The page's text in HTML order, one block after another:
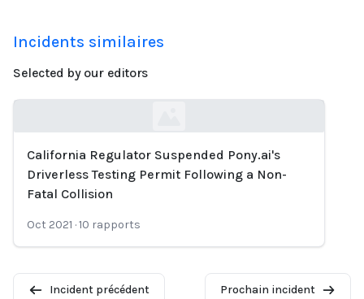
Incidents similaires
Selected by our editors
Loading...
California Regulator Suspended Pony.ai's
Driverless Testing Permit Following a Non-
Fatal Collision
Oct 2021 ·10 rapports
Incident précédent Prochain incident